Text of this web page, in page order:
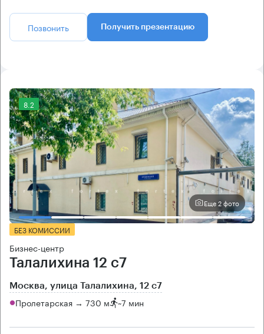
Позвонить Получить презентацию
8.2
Еще 2 фото
БЕЗ КОМИССИИ
Бизнес-центр
Талалихина 12 с7
Москва, улица Талалихина, 12 с7
Пролетарская → 730 м ~7 мин